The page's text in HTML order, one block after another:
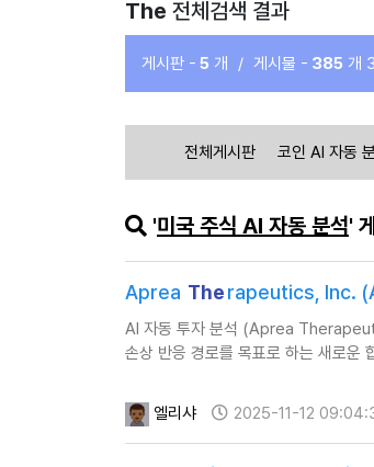
The 전체검색 결과
게시판 - 5 개 / 게시물 - 385 개
전체게시판 코인 AI 자동
'미국 주식 AI 자동 분석'
Aprea Therapeutics, Inc.
AI 자동 투자 분석 (Aprea
손상 반응 경로를 목표로 하는 새로운
엘리샤 2025-11-12